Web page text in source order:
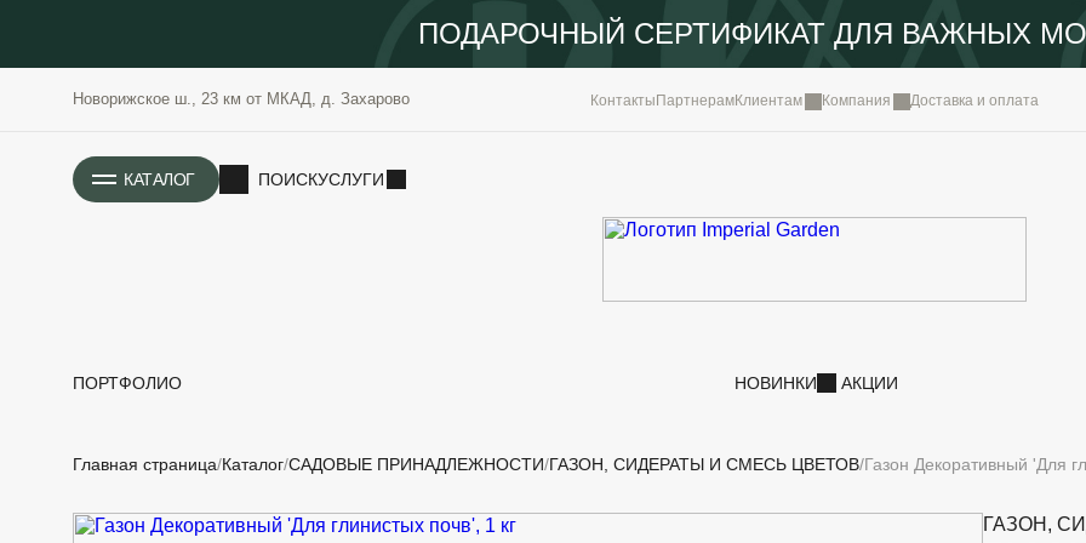
ПОДАРОЧНЫЙ СЕРТИФИКАТ ДЛЯ ВАЖНЫХ
Новорижское ш., 23 км от МКАД, д. Захарово Контакты ПартнерамКлиентам Компания Доставка и оплата
КАТАЛОГ ПОИСКУСЛУГИ
ПОРТФОЛИО НОВИНКИ АКЦИИ
РАСТЕНИЯ
ОЗЕЛЕНЕНИЕ
ИСТОРИЯ
Главная страница Каталог САДОВЫЕ ПРИНАДЛЕЖНОСТИ ГАЗОН, СИДЕРАТЫ И СМЕСЬ ЦВЕТОВ Газон Декоративный 'Для
ГАЗОН,